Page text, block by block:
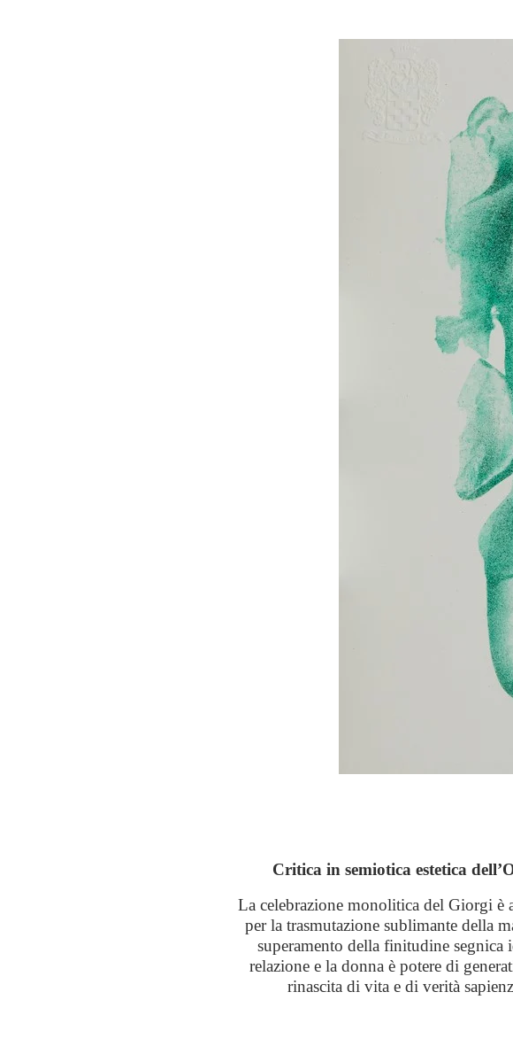
Critica in semiotica estetica
La celebrazione monolitica del Giorgi è
per la trasmutazione sublimante della
superamento della finitudine segnica
relazione e la donna è potere di
rinascita di vita e di verità